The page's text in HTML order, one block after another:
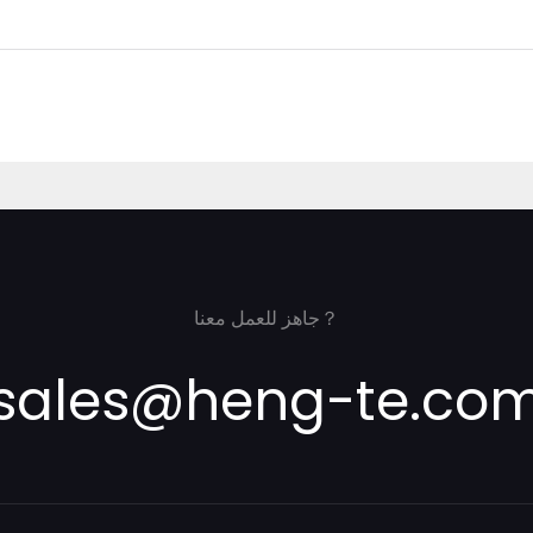
جاهز للعمل معنا？